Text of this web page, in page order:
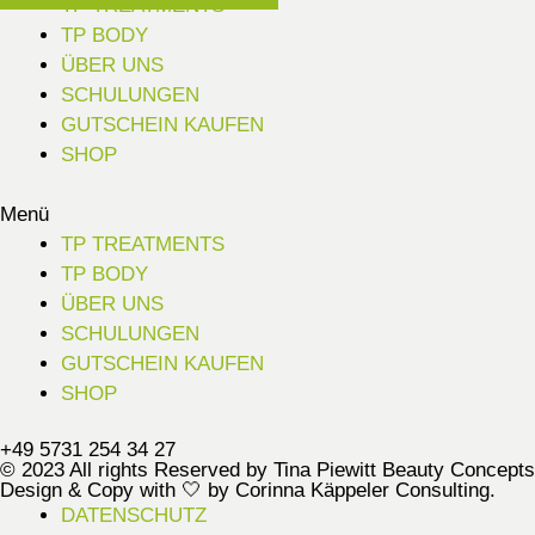
TP TREATMENTS
TP BODY
ÜBER UNS
SCHULUNGEN
GUTSCHEIN KAUFEN
SHOP
Menü
TP TREATMENTS
TP BODY
ÜBER UNS
SCHULUNGEN
GUTSCHEIN KAUFEN
SHOP
+49 5731 254 34 27
© 2023 All rights Reserved by Tina Piewitt Beauty
Design & Copy with 🤍 by Corinna Käppeler Consulting.
DATENSCHUTZ